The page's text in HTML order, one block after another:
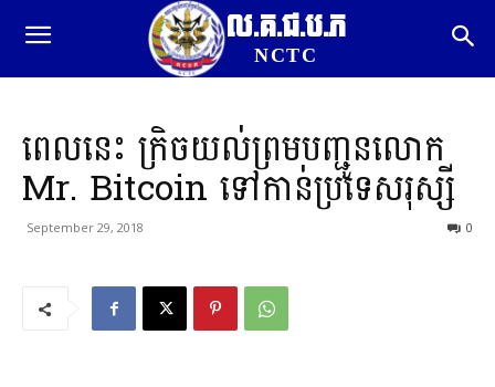
ល.គ.ជ.ប.ភ
NCTC
ពេលនេះ ក្រិចយល់ព្រមបញ្ជូនលោក
Mr. Bitcoin ទៅកាន់ប្រទេសរុស្សី
September 29, 2018 0